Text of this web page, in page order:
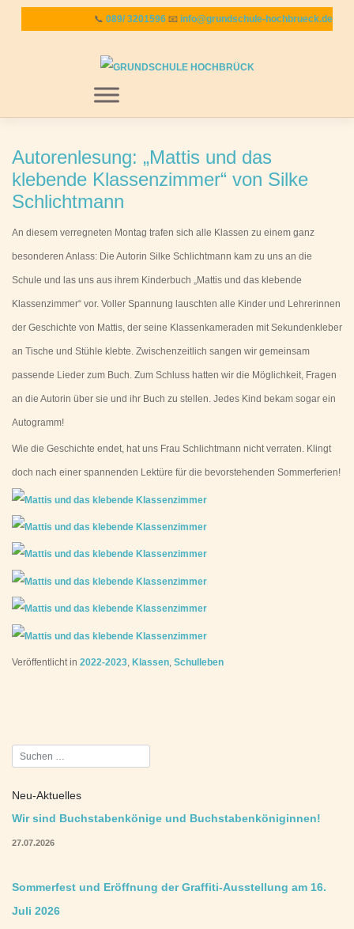
📞 089/ 3201596 📧 info@grundschule-hochbrueck.de
Autorenlesung: „Mattis und das
klebende Klassenzimmer“ von Silke
Schlichtmann
An diesem verregneten Montag trafen sich alle Klassen zu einem ganz
besonderen Anlass: Die Autorin Silke Schlichtmann kam zu uns an die
Schule und las uns aus ihrem Kinderbuch „Mattis und das klebende
Klassenzimmer“ vor. Voller Spannung lauschten alle Kinder und Lehrerinnen
der Geschichte von Mattis, der seine Klassenkameraden mit Sekundenkleber
an Tische und Stühle klebte. Zwischenzeitlich sangen wir gemeinsam
passende Lieder zum Buch. Zum Schluss hatten wir die Möglichkeit, Fragen
an die Autorin über sie und ihr Buch zu stellen. Jedes Kind bekam sogar ein
Autogramm!
Wie die Geschichte endet, hat uns Frau Schlichtmann nicht verraten. Klingt
doch nach einer spannenden Lektüre für die bevorstehenden Sommerferien!
Veröffentlicht in 2022-2023, Klassen, Schulleben
Beitragsnavigation
Neu-Aktuelles
Wir sind Buchstabenkönige und Buchstabenköniginnen!
27.07.2026
Sommerfest und Eröffnung der Graffiti-Ausstellung am 16.
Juli 2026